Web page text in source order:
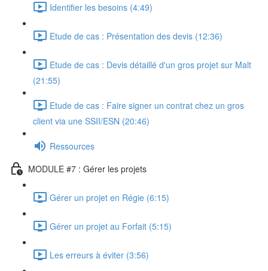
Identifier les besoins (4:49)
Etude de cas : Présentation des devis (12:36)
Etude de cas : Devis détaillé d'un gros projet sur Malt
(21:55)
Etude de cas : Faire signer un contrat chez un gros
client via une SSII/ESN (20:46)
Ressources
MODULE #7 : Gérer les projets
Gérer un projet en Régie (6:15)
Gérer un projet au Forfait (5:15)
Les erreurs à éviter (3:56)